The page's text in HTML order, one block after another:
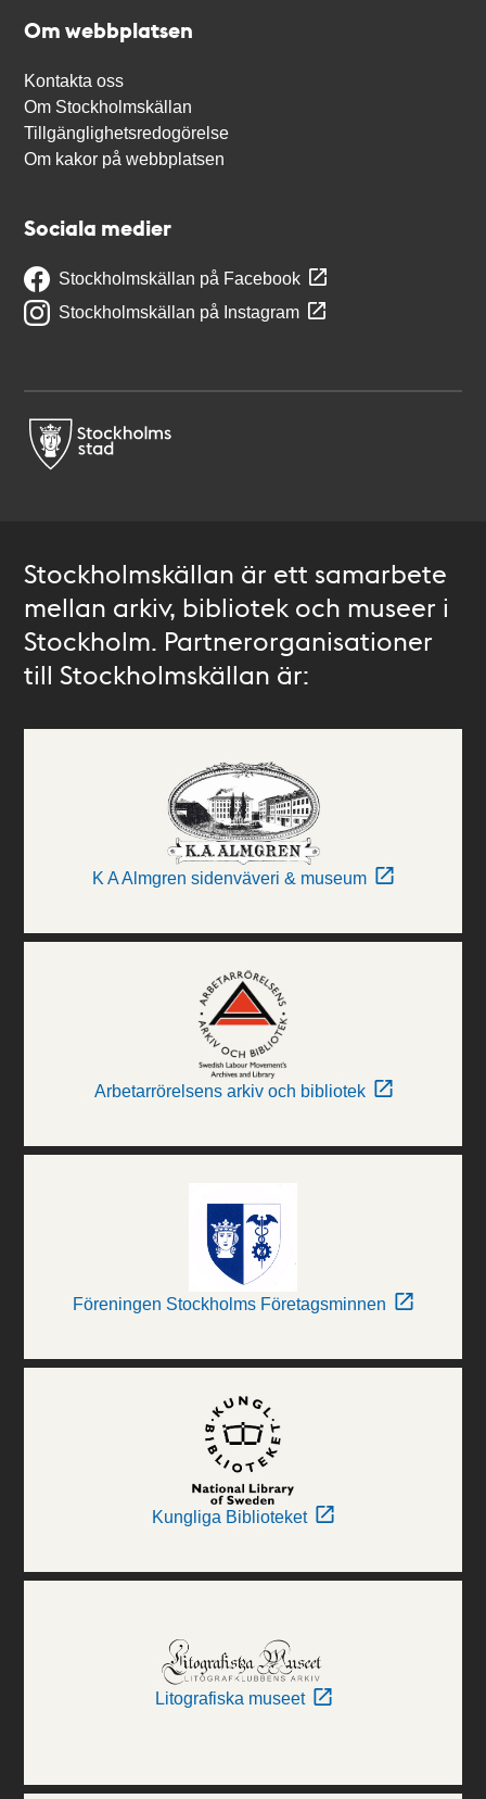
Om webbplatsen
Kontakta oss
Om Stockholmskällan
Tillgänglighetsredogörelse
Om kakor på webbplatsen
Sociala medier
Stockholmskällan på Facebook
Stockholmskällan på Instagram
Stockholmskällan är ett samarbete
mellan arkiv, bibliotek och museer i
Stockholm. Partnerorganisationer
till Stockholmskällan är:
K A Almgren sidenväveri & museum
Arbetarrörelsens arkiv och bibliotek
Föreningen Stockholms Företagsminnen
Kungliga Biblioteket
Litografiska museet